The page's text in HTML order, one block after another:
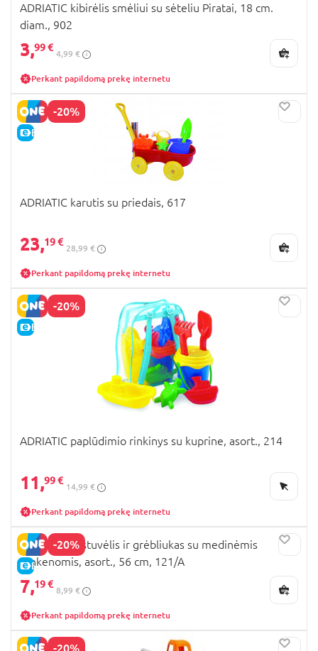
ADRIATIC kibirėlis smėliui su sėteliu Piratai, 18 cm.
diam., 902
3,99 €
4,99 €
Perkant papildomą prekę internetu
-20%
E-KAINA
ADRIATIC karutis su priedais, 617
23,19 €
28,99 €
Perkant papildomą prekę internetu
-20%
E-KAINA
ADRIATIC paplūdimio rinkinys su kuprine, asort., 214
11,99 €
14,99 €
Perkant papildomą prekę internetu
-20%
E-KAINA
ADRIATIC kastuvėlis ir grėbliukas su medinėmis
rankenomis, asort., 56 cm, 121/A
7,19 €
8,99 €
Perkant papildomą prekę internetu
-20%